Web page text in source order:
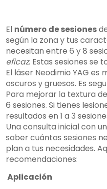
El número de sesiones
según la zona y tus
necesitan entre 6 y 8
eficaz. Estas sesiones se
El láser Neodimio YAG
oscuros y gruesos. Es
Para mejorar la textura
6 sesiones. Si tienes
resultados en 1 a 3
Una consulta inicial con
saber cuántas sesiones
plan a tus necesidades.
recomendaciones:
Aplicación